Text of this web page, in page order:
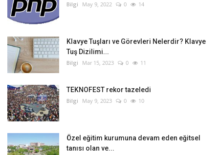
Bilgi May 9, 2022 0 14
Klavye Tuşları ve Görevleri Nelerdir? Klavye
Tuş Dizilimi...
Bilgi Mar 15, 2023 0 11
TEKNOFEST rekor tazeledi
Bilgi May 9, 2023 0 10
Özel eğitim kurumuna devam eden eğitsel
tanısı olan ve...